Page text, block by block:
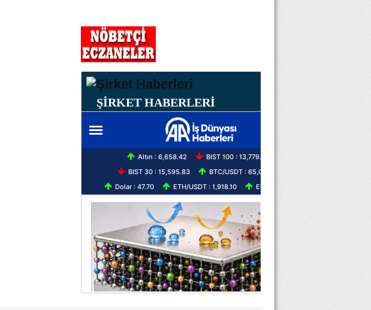
ŞİRKET HABERLERİ